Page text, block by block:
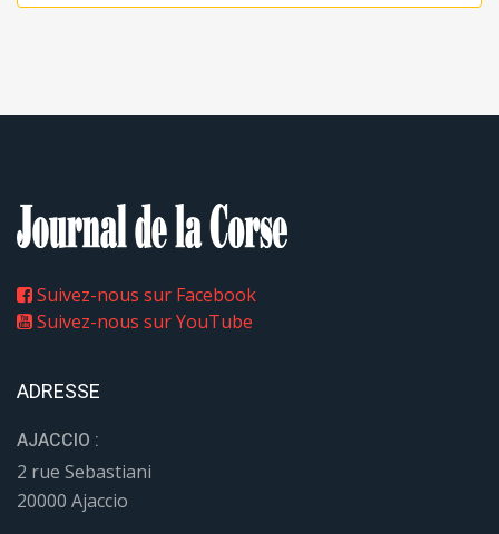
Suivez-nous sur Facebook
Suivez-nous sur YouTube
ADRESSE
AJACCIO :
2 rue Sebastiani
20000 Ajaccio